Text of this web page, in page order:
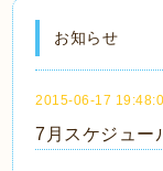
お知らせ
2015-06-17
7月スケジュ